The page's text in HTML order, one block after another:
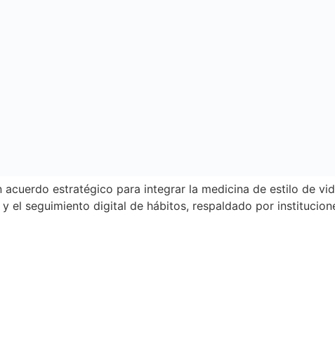
acuerdo estratégico para integrar la medicina de estilo de
el seguimiento digital de hábitos, respaldado por